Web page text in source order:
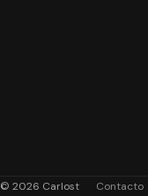
© 2026 Carlost Contacto